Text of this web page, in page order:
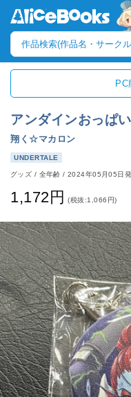
PC
アンダインおっぱ
翔く☆マカロン
UNDERTALE
グッズ / 全年齢/2024年05月05日
1,172円 (税抜:1,066円)